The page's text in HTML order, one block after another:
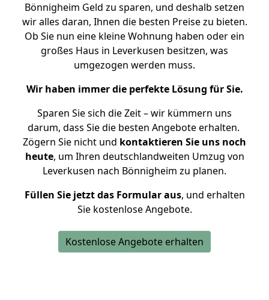
Bönnigheim Geld zu sparen, und deshalb setzen
wir alles daran, Ihnen die besten Preise zu bieten.
Ob Sie nun eine kleine Wohnung haben oder ein
großes Haus in Leverkusen besitzen, was
umgezogen werden muss.
Wir haben immer die perfekte Lösung für Sie.
Sparen Sie sich die Zeit – wir kümmern uns
darum, dass Sie die besten Angebote erhalten.
Zögern Sie nicht und kontaktieren Sie uns noch
heute, um Ihren deutschlandweiten Umzug von
Leverkusen nach Bönnigheim zu planen.
Füllen Sie jetzt das Formular aus, und erhalten
Sie kostenlose Angebote.
Kostenlose Angebote erhalten